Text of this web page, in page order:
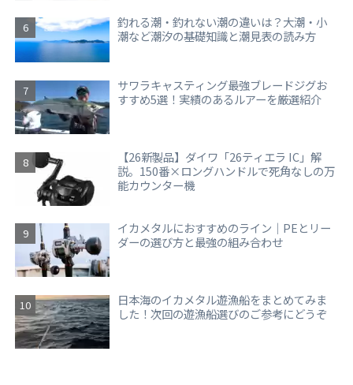
釣れる潮・釣れない潮の違いは？大潮・小
潮など潮汐の基礎知識と潮見表の読み方
サワラキャスティング最強ブレードジグお
すすめ5選！実績のあるルアーを厳選紹介
【26新製品】ダイワ「26ティエラ IC」解
説。150番×ロングハンドルで死角なしの万
能カウンター機
イカメタルにおすすめのライン｜PEとリー
ダーの選び方と最強の組み合わせ
日本海のイカメタル遊漁船をまとめてみま
した！次回の遊漁船選びのご参考にどうぞ